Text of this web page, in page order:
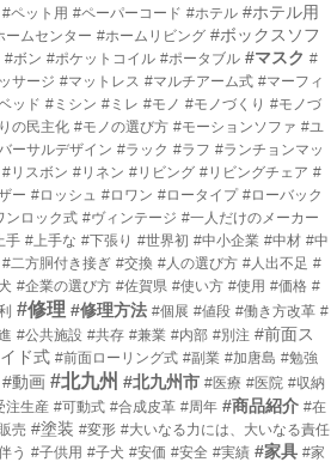
#ペット用 #ペーパーコード #ホテル #ホテル用
ームセンター #ホームリビング #ボックスソフ
#ボン #ポケットコイル #ポータブル #マスク #
サージ #マットレス #マルチアーム式 #マーフィ
ッド #ミシン #ミレ #モノ #モノづくり #モノづ
の民主化 #モノの選び方 #モーションソファ #ユ
ーサルデザイン #ラック #ラフ #ランチョンマッ
#リスボン #リネン #リビング #リビングチェア #
ー #ロッシュ #ロワン #ロータイプ #ローバック
ンロック式 #ヴィンテージ #一人だけのメーカー
手 #上手な #下張り #世界初 #中小企業 #中材 #中
#二方胴付き接ぎ #交換 #人の選び方 #人出不足 #
#企業の選び方 #佐賀県 #使い方 #使用 #価格 #
#修理 #修理方法 #個展 #値段 #働き方改革 #
#公共施設 #共存 #兼業 #内部 #別注 #前面ス
ド式 #前面ローリング式 #副業 #加唐島 #勉強
#動画 #北九州 #北九州市 #医療 #医院 #収納
注生産 #可動式 #合成皮革 #周年 #商品紹介 #在
売 #塗装 #変形 #大いなる力には、大いなる責任
う #子供用 #子犬 #安価 #安全 #実績 #家具 #家